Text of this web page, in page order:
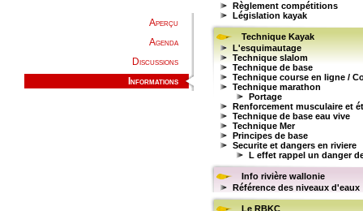
Aperçu
Agenda
Discussions
Informations